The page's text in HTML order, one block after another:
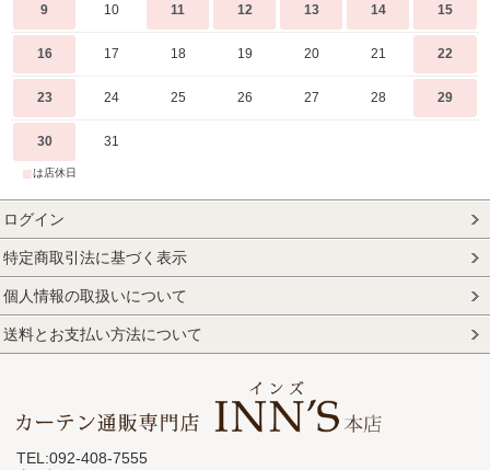
9 10 11 12 13 14 15
16 17 18 19 20 21 22
23 24 25 26 27 28 29
30 31
■は店休日
ログイン
特定商取引法に基づく表示
個人情報の取扱いについて
送料とお支払い方法について
TEL:092-408-7555